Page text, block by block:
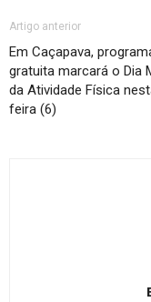
Artigo anterior
Em Caçapava,
gratuita marcará o Dia
da Atividade Física
feira (6)